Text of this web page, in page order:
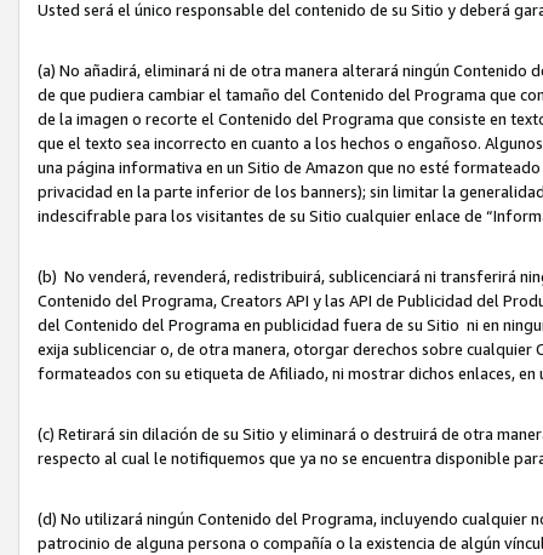
Usted será el único responsable del contenido de su Sitio y deberá
(a) No añadirá, eliminará ni de otra manera alterará ningún
de que pudiera cambiar el tamaño del Contenido del Programa que
de la imagen o recorte el Contenido del Programa que consiste en
que el texto sea incorrecto en cuanto a los hechos o engañoso.
una página informativa en un Sitio de Amazon que no esté
privacidad en la parte inferior de los banners); sin limitar la
indescifrable para los visitantes de su Sitio cualquier enlace de
(b) No venderá, revenderá, redistribuirá, sublicenciará ni transferirá
Contenido del Programa, Creators API y las API de Publicidad del
del Contenido del Programa en publicidad fuera de su Sitio ni en
exija sublicenciar o, de otra manera, otorgar derechos sobre
formateados con su etiqueta de Afiliado, ni mostrar dichos enlaces,
(c) Retirará sin dilación de su Sitio y eliminará o destruirá de otra
respecto al cual le notifiquemos que ya no se encuentra disponible
(d) No utilizará ningún Contenido del Programa, incluyendo cualquier
patrocinio de alguna persona o compañía o la existencia de algún